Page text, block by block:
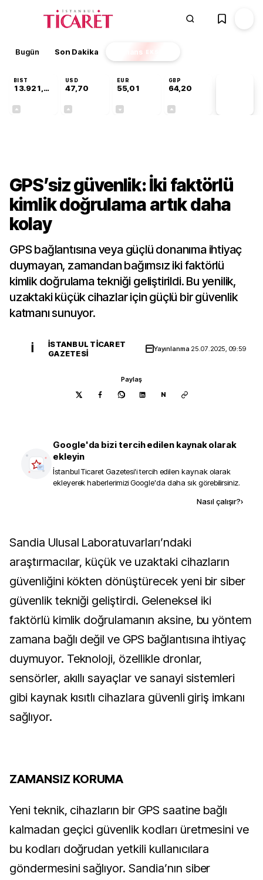
Bugün Son Dakika Finans EKSTRA
BIST
13.921,63
USD
47,70
EUR
55,01
GBP
64,20
GPS’siz güvenlik: İki faktörlü
kimlik doğrulama artık daha
kolay
GPS bağlantısına veya güçlü donanıma ihtiyaç
duymayan, zamandan bağımsız iki faktörlü
kimlik doğrulama tekniği geliştirildi. Bu yenilik,
uzaktaki küçük cihazlar için güçlü bir güvenlik
katmanı sunuyor.
İ
İSTANBUL TICARET
GAZETESI
Yayınlanma 25.07.2025, 09:59
Paylaş
N
Google'da bizi tercih edilen kaynak olarak
ekleyin
İstanbul Ticaret Gazetesi'i tercih edilen kaynak olarak
ekleyerek haberlerimizi Google'da daha sık görebilirsiniz.
Nasıl çalışır?›
Sandia Ulusal Laboratuvarları’ndaki
araştırmacılar, küçük ve uzaktaki cihazların
güvenliğini kökten dönüştürecek yeni bir siber
güvenlik tekniği geliştirdi. Geleneksel iki
faktörlü kimlik doğrulamanın aksine, bu yöntem
zamana bağlı değil ve GPS bağlantısına ihtiyaç
duymuyor. Teknoloji, özellikle dronlar,
sensörler, akıllı sayaçlar ve sanayi sistemleri
gibi kaynak kısıtlı cihazlara güvenli giriş imkanı
sağlıyor.
ZAMANSIZ KORUMA
Yeni teknik, cihazların bir GPS saatine bağlı
kalmadan geçici güvenlik kodları üretmesini ve
bu kodları doğrudan yetkili kullanıcılara
göndermesini sağlıyor. Sandia’nın siber